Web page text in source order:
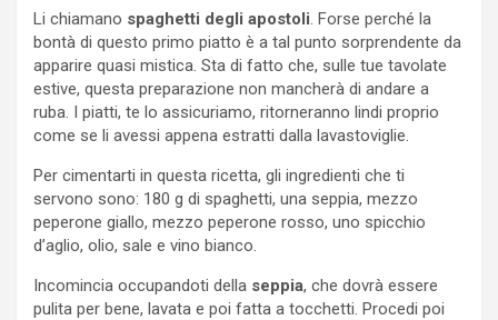
Li chiamano spaghetti degli apostoli. Forse perché la
bontà di questo primo piatto è a tal punto sorprendente da
apparire quasi mistica. Sta di fatto che, sulle tue tavolate
estive, questa preparazione non mancherà di andare a
ruba. I piatti, te lo assicuriamo, ritorneranno lindi proprio
come se li avessi appena estratti dalla lavastoviglie.
Per cimentarti in questa ricetta, gli ingredienti che ti
servono sono: 180 g di spaghetti, una seppia, mezzo
peperone giallo, mezzo peperone rosso, uno spicchio
d’aglio, olio, sale e vino bianco.
Incomincia occupandoti della seppia, che dovrà essere
pulita per bene, lavata e poi fatta a tocchetti. Procedi poi